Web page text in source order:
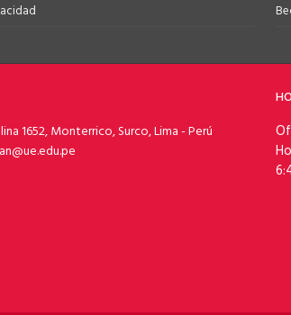
1652, Monterrico, Surco, Lima - Perú